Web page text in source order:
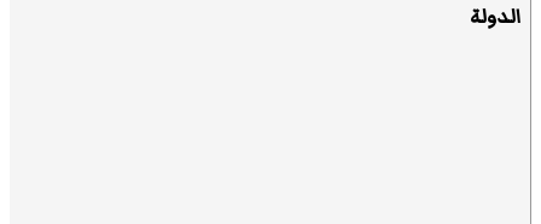
الدولة